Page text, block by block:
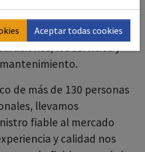
que máquinas fiables:
también nos
de más de 130 personas
llevamos
fiable al mercado
y calidad nos
Aceptar todas cookies